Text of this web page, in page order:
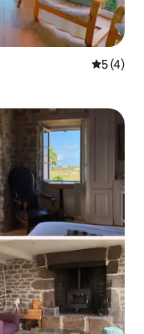
5 (4)